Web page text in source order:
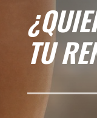
TU